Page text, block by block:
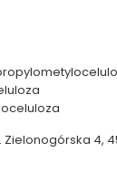
Zielonogórska 4,